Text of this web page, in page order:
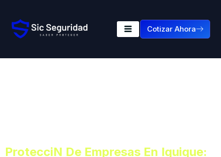
Cotizar Ahora
Proteccin De Empresas En Iquique: